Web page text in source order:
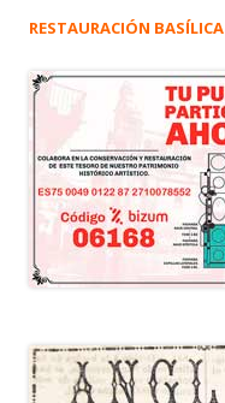
RESTAURACIÓN BASÍLICA